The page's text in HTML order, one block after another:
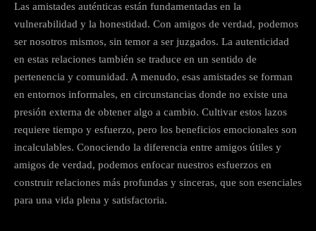
Las amistades auténticas están fundamentadas en la
vulnerabilidad y la honestidad. Con amigos de verdad, podemos
ser nosotros mismos, sin temor a ser juzgados. La autenticidad
en estas relaciones también se traduce en un sentido de
pertenencia y comunidad. A menudo, esas amistades se forman
en entornos informales, en circunstancias donde no existe una
presión externa de obtener algo a cambio. Cultivar estos lazos
requiere tiempo y esfuerzo, pero los beneficios emocionales son
incalculables. Conociendo la diferencia entre amigos útiles y
amigos de verdad, podemos enfocar nuestros esfuerzos en
construir relaciones más profundas y sinceras, que son esenciales
para una vida plena y satisfactoria.